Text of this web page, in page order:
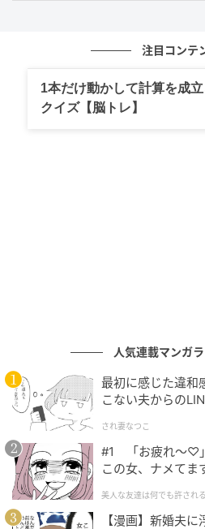
ラフなイメージのカーゴパン
合わせだとカジュアルに寄り
きは、あえて抜け感のあるミュ
のスタイルもぐっと新鮮に見
トーンでまとめたコーデは、
ンで統一すると落ち着いた上
す。
注目コンテ
1本だけ動かして計算を成
クイズ【脳トレ】
人気連載マンガ
最初に感じた違和
こない夫からの
され妻なつこ
#1 「お疲れ〜♡
この女、ナメてま
美人な友達は何でも許される
【漫画】新婚夫